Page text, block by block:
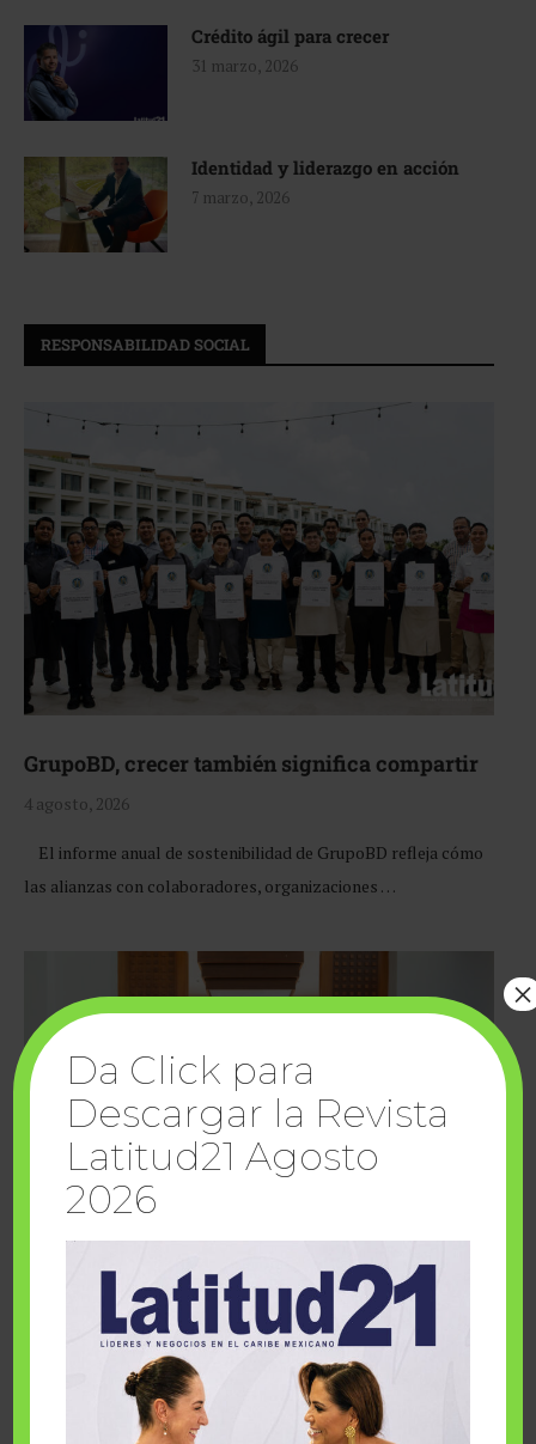
Crédito ágil para crecer
31 marzo, 2026
Identidad y liderazgo en acción
7 marzo, 2026
RESPONSABILIDAD SOCIAL
GrupoBD, crecer también significa compartir
4 agosto, 2026
El informe anual de sostenibilidad de GrupoBD refleja cómo
las alianzas con colaboradores, organizaciones …
Cuando la solidaridad inspira; cumplen
sueños Fairmont Mayakoba y Make-A-Wish
Da Click para
Descargar la Revista
Latitud21 Agosto
2026
×